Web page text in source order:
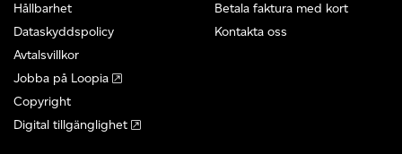
Hållbarhet
Dataskyddspolicy
Avtalsvillkor
Jobba på Loopia
Copyright
Digital tillgänglighet
Betala faktura med kort
Kontakta oss